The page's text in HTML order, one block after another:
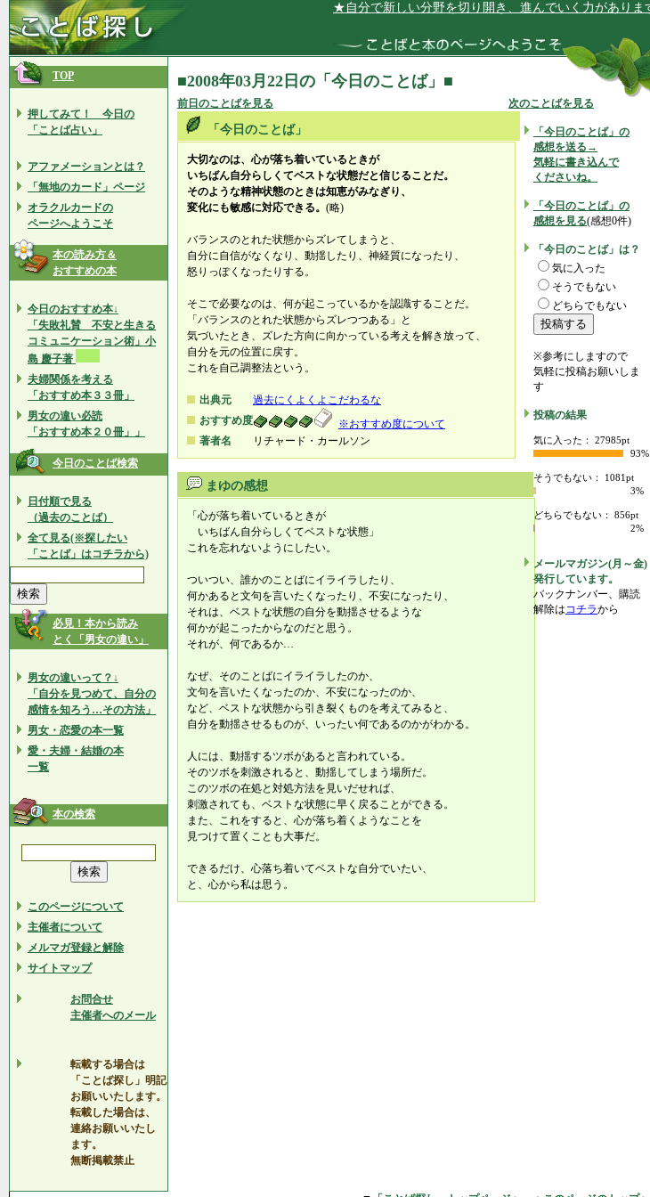
★自分で新しい分野を切り開き、進んでいく力があります★
TOP
押してみて！ 今日の
「ことば占い」
アファメーションとは？
「無地のカード」ページ
オラクルカードの
ページへようこそ
本の読み方＆
おすすめの本
今日のおすすめ本↓
「失敗礼賛 不安と生きる
コミュニケーション術」小
島 慶子著
夫婦関係を考える
「おすすめ本３３冊」
男女の違い必読
「おすすめ本２０冊」」
今日のことば検索
日付順で見る
（過去のことば）
全て見る(※探したい
「ことば」はコチラから)
必見！本から読み
とく「男女の違い」
男女の違いって？↓
「自分を見つめて、自分の
感情を知ろう…その方法」
男女・恋愛の本一覧
愛・夫婦・結婚の本
一覧
本の検索
このページについて
主催者について
メルマガ登録と解除
サイトマップ
お問合せ
主催者へのメール
転載する場合は
「ことば探し」明記
お願いいたします。
転載した場合は、
連絡お願いいたし
ます。
無断掲載禁止
■2008年03月22日の「今日のことば」■
前日のことばを見る 次のことばを見る
「今日のことば」
大切なのは、心が落ち着いているときが
いちばん自分らしくてベストな状態だと信じることだ。
そのような精神状態のときは知恵がみなぎり、
変化にも敏感に対応できる。 (略)
バランスのとれた状態からズレてしまうと、
自分に自信がなくなり、動揺したり、神経質になったり、
怒りっぽくなったりする。
そこで必要なのは、何が起こっているかを認識することだ。
「バランスのとれた状態からズレつつある」と
気づいたとき、ズレた方向に向かっている考えを解き放って、
自分を元の位置に戻す。
これを自己調整法という。
出典元
過去にくよくよこだわるな
おすすめ度
※おすすめ度について
著者名
リチャード・カールソン
まゆの感想
「心が落ち着いているときが
いちばん自分らしくてベストな状態」
これを忘れないようにしたい。
ついつい、誰かのことばにイライラしたり、
何かあると文句を言いたくなったり、不安になったり、
それは、ベストな状態の自分を動揺させるような
何かが起こったからなのだと思う。
それが、何であるか…
なぜ、そのことばにイライラしたのか、
文句を言いたくなったのか、不安になったのか、
など、ベストな状態から引き裂くものを考えてみると、
自分を動揺させるものが、いったい何であるのかがわかる。
人には、動揺するツボがあると言われている。
そのツボを刺激されると、動揺してしまう場所だ。
このツボの在処と対処方法を見いだせれば、
刺激されても、ベストな状態に早く戻ることができる。
また、これをすると、心が落ち着くようなことを
見つけて置くことも大事だ。
できるだけ、心落ち着いてベストな自分でいたい、
と、心から私は思う。
「今日のことば」の
感想を送る→
気軽に書き込んで
くださいね。
「今日のことば」の
感想を見る(感想0件)
「今日のことば」は？
気に入った
そうでもない
どちらでもない
※参考にしますので
気軽に投稿お願いしま
す
投稿の結果
気に入った： 27985pt
93%
そうでもない： 1081pt
3%
どちらでもない： 856pt
2%
メールマガジン(月～金)
発行しています。
バックナンバー、購読
解除はコチラから